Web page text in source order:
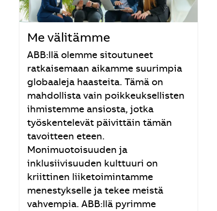
Me välitämme
ABB:llä olemme sitoutuneet
ratkaisemaan aikamme suurimpia
globaaleja haasteita. Tämä on
mahdollista vain poikkeuksellisten
ihmistemme ansiosta, jotka
työskentelevät päivittäin tämän
tavoitteen eteen.
Monimuotoisuuden ja
inklusiivisuuden kulttuuri on
kriittinen liiketoimintamme
menestykselle ja tekee meistä
vahvempia. ABB:llä pyrimme